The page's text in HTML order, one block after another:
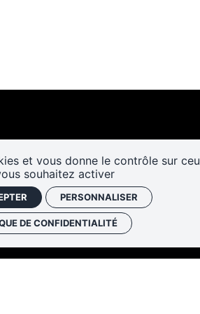
et vous donne le contrôle sur
souhaitez activer
PERSONNALISER
DE CONFIDENTIALITÉ
Faire un don